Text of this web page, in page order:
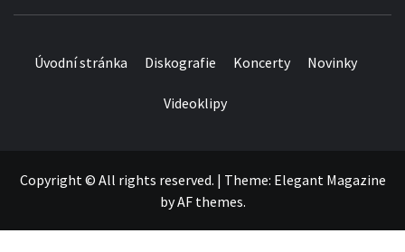
Úvodní stránka Diskografie Koncerty Novinky
Videoklipy
Copyright © All rights reserved. | Theme: Elegant Magazine
byAF themes.